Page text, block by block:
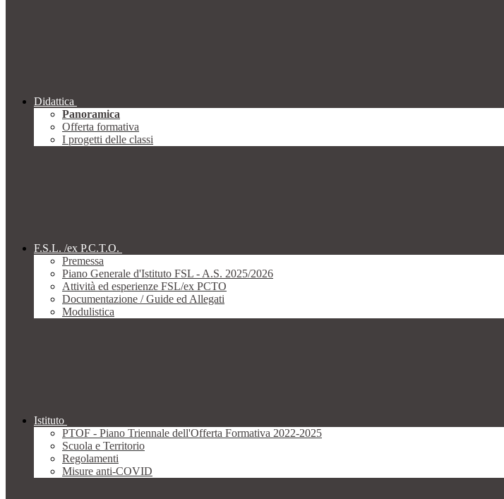
Didattica
Panoramica
Offerta formativa
I progetti delle classi
F.S.L. /ex P.C.T.O.
Premessa
Piano Generale d'Istituto FSL - A.S. 2025/2026
Attività ed esperienze FSL/ex PCTO
Documentazione / Guide ed Allegati
Modulistica
Istituto
PTOF - Piano Triennale dell'Offerta Formativa 2022-2025
Scuola e Territorio
Regolamenti
Misure anti-COVID